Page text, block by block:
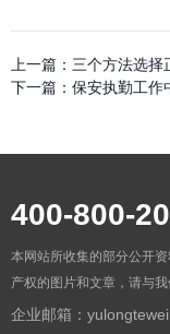
上一篇： 三个方法选择
下一篇： 保安执勤工作
400-800-
本网站所收集的部分公开
产权的图片和文章，请与
企业邮箱：